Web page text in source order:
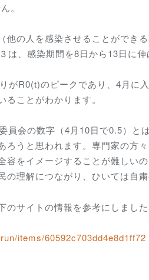
。
他の人を感染させることができ
は、感染期間を8日から13日に伸
がR0(t)のピークであり、4月に
ことがわかります。
会の数字（4月10日で0.5）と
ろうと思われます。専門家の方
容をイメージすることが難しい
の理解につながり、ひいては自
サイトの情報を参考にしました
items/60592c703dd4e8d1ff72